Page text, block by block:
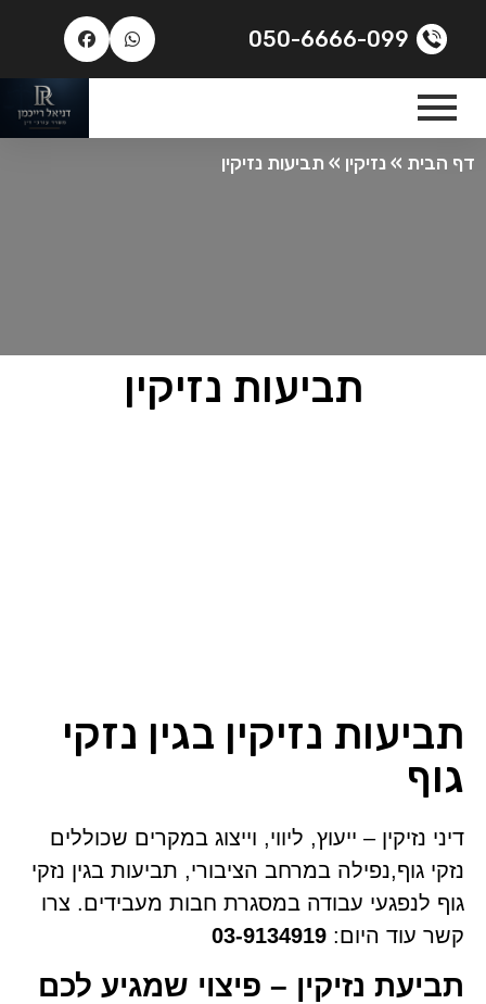
050-6666-099
דף הבית »נזיקין » תביעות נזיקין
תביעות נזיקין
תביעות נזיקין בגין נזקי
גוף
דיני נזיקין – ייעוץ, ליווי, וייצוג במקרים שכוללים
נזקי גוף,נפילה במרחב הציבורי, תביעות בגין נזקי
גוף לנפגעי עבודה במסגרת חבות מעבידים. צרו
קשר עוד היום: 03-9134919
תביעת נזיקין – פיצוי שמגיע לכם